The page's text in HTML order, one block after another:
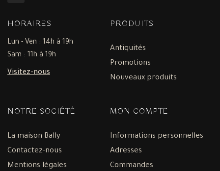
HORAIRES
Lun - Ven : 14h à 19h
Sam : 11h à 19h
Visitez-nous
PRODUITS
Antiquités
Promotions
Nouveaux produits
NOTRE SOCIÉTÉ
La maison Bally
Contactez-nous
Mentions légales
MON COMPTE
Informations personnelles
Adresses
Commandes